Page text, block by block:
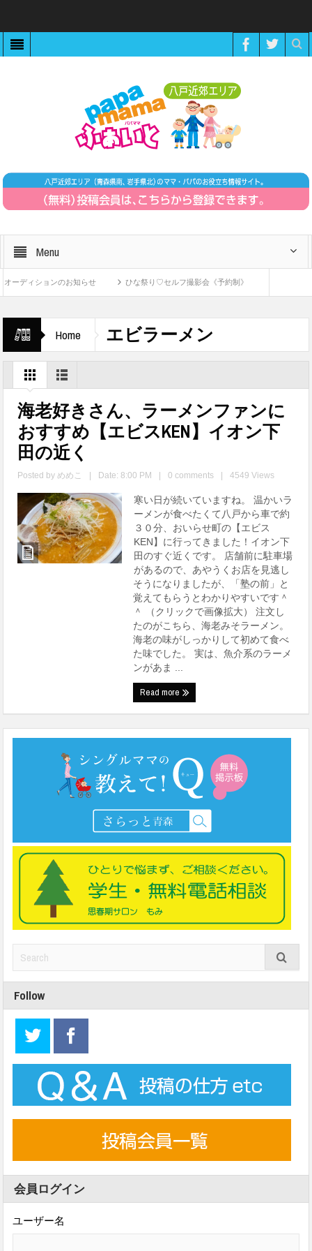
Menu
ディションのお知らせ ひな祭り♡セルフ撮影会《予約制》
Home エビラーメン
海老好きさん、ラーメンファンに
おすすめ【エビスKEN】イオン下
田の近く
Posted byめめこ Date: 8:00 PM 0 comments 4549 Views
寒い日が続いていますね。 温かいラ
ーメンが食べたくて八戸から車で約
３０分、おいらせ町の【エビス
KEN】に行ってきました！イオン下
田のすぐ近くです。 店舗前に駐車場
があるので、あやうくお店を見逃し
そうになりましたが、「塾の前」と
覚えてもらうとわかりやすいです＾
＾ （クリックで画像拡大） 注文し
たのがこちら、海老みそラーメン。
海老の味がしっかりして初めて食べ
た味でした。 実は、魚介系のラーメ
ンがあま ...
Read more
Follow
会員ログイン
ユーザー名